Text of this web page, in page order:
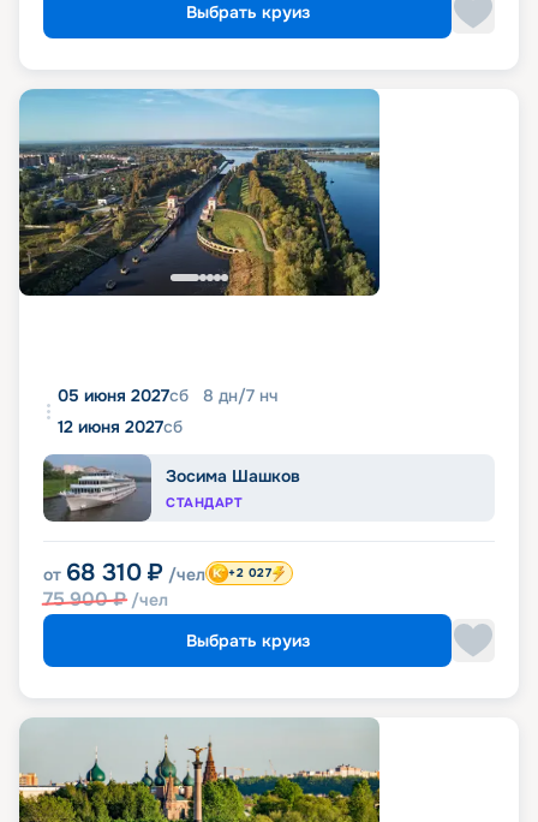
Выбрать круиз
05 июня 2027сб 8 дн/7 нч
12 июня 2027сб
Зосима Шашков
СТАНДАРТ
от 68 310 ₽ /чел
75 900₽ /чел
+2 027
Выбрать круиз